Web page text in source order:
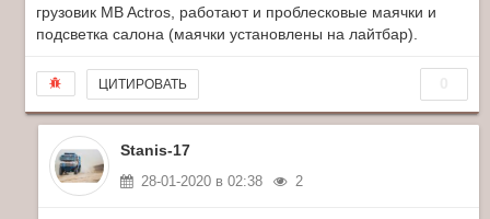
грузовик MB Actros, работают и проблесковые маячки и
подсветка салона (маячки установлены на лайтбар).
ЦИТИРОВАТЬ
Stanis-17
28-01-2020 в 02:38 2